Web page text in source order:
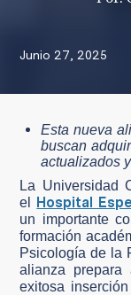
Junio 27, 2025
Esta nueva
buscan
actualizados
La Universidad
el Hospital
un importante
formación
Psicología de la
alianza
exitosa